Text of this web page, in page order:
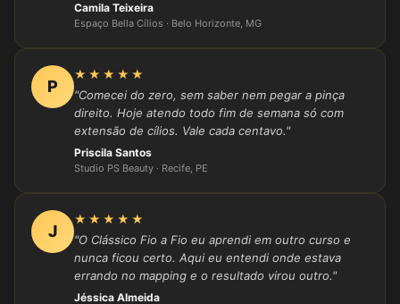
Camila Teixeira
Espaço Bella Cílios · Belo Horizonte, MG
P
★★★★★
"Comecei do zero, sem saber nem pegar a pinça
direito. Hoje atendo todo fim de semana só com
extensão de cílios. Vale cada centavo."
Priscila Santos
Studio PS Beauty · Recife, PE
J
★★★★★
"O Clássico Fio a Fio eu aprendi em outro curso e
nunca ficou certo. Aqui eu entendi onde estava
errando no mapping e o resultado virou outro."
Jéssica Almeida